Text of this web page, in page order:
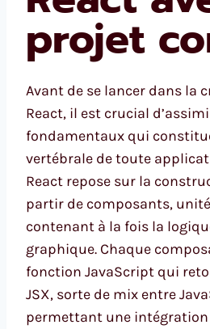
projet
Avant de se lancer dans la
React, il est crucial
fondamentaux qui
vertébrale de toute
React repose sur la
partir de composants,
contenant à la fois la
graphique. Chaque
fonction JavaScript qui
JSX, sorte de mix entre
permettant une